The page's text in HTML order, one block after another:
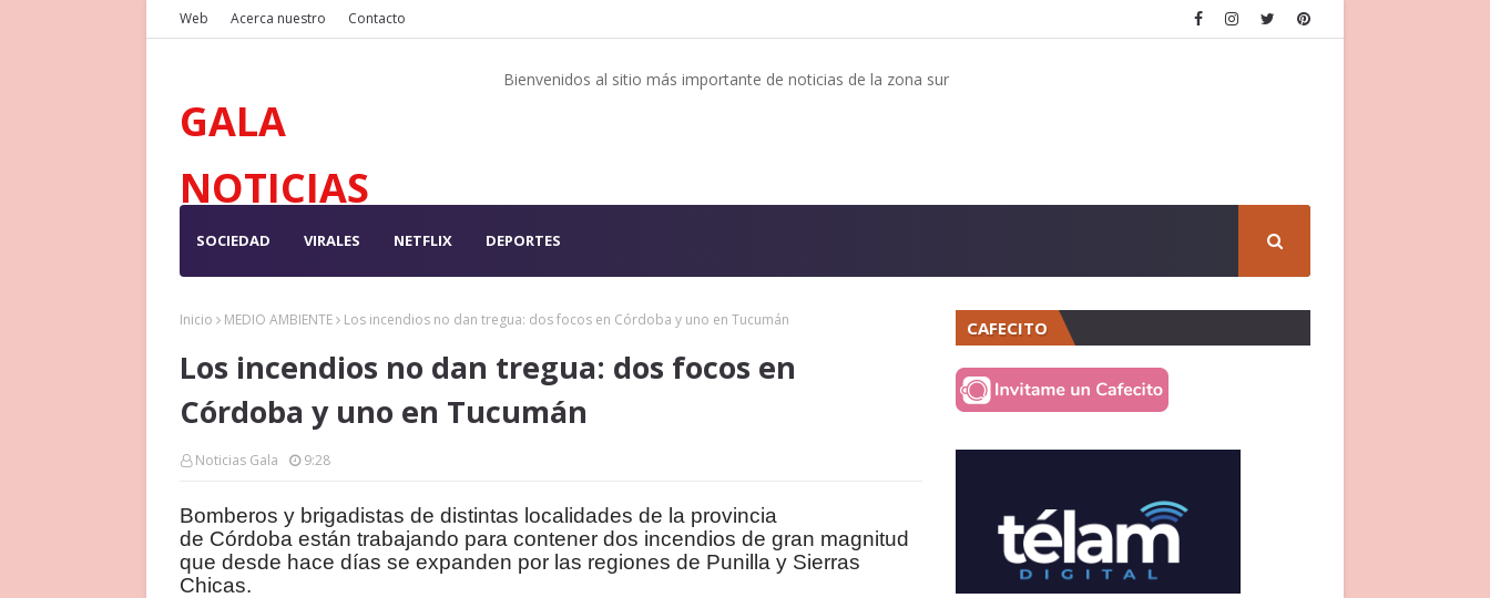
Web Acerca nuestro Contacto
GALA
NOTICIAS
Bienvenidos al sitio más importante de noticias de la zona sur
SOCIEDAD VIRALES NETFLIX DEPORTES
Inicio MEDIO AMBIENTE Los incendios no dan tregua: dos focos en Córdoba y uno en Tucumán
Los incendios no dan tregua: dos focos en
Córdoba y uno en Tucumán
Noticias Gala 9:28
Bomberos y brigadistas de distintas localidades de la provincia
de Córdoba están trabajando para contener dos incendios de gran magnitud
que desde hace días se expanden por las regiones de Punilla y Sierras
Chicas.
CAFECITO